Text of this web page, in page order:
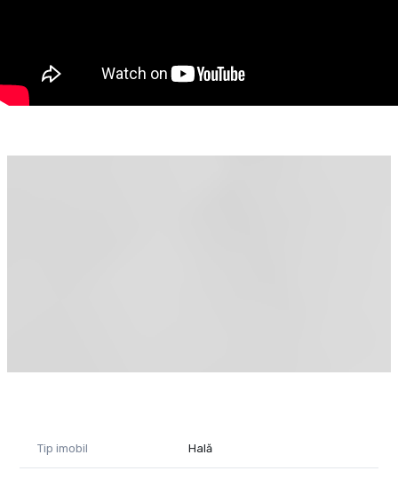
Spații comune bine întreținute
Acces facil pe străzi asfaltate și iluminate
Apropiere de mijloace de transport în comun
Cod proprietate: 3061219
Tip imobil Hală